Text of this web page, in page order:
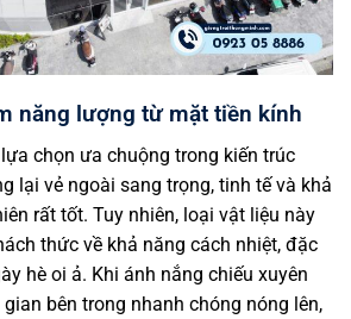
năng lượng từ mặt tiền kính
chọn ưa chuộng trong kiến trúc
lại vẻ ngoài sang trọng, tinh tế và khả
rất tốt. Tuy nhiên, loại vật liệu này
thức về khả năng cách nhiệt, đặc
hè oi ả. Khi ánh nắng chiếu xuyên
bên trong nhanh chóng nóng lên,